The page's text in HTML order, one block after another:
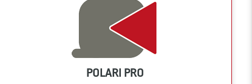
POLARI PRO